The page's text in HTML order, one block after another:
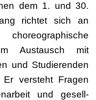
dem 1. und 30.
richtet sich an
Austausch mit
und Studierenden
Er versteht Fragen
und gesell-